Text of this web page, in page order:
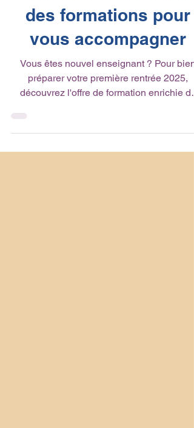
rentrée 2025 ? Voici
des formations pour
vous accompagner
Vous êtes nouvel enseignant ? Pour bien
préparer votre première rentrée 2025,